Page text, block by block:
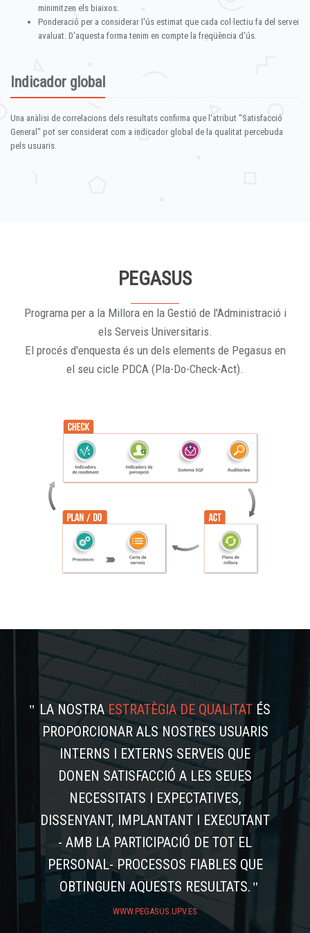
minimitzen els biaixos.
Ponderació per a considerar l'ús estimat que cada col·lectiu fa del servei
avaluat. D'aquesta forma tenim en compte la freqüència d'ús.
Indicador global
Una anàlisi de correlacions dels resultats confirma que l'atribut "Satisfacció
General" pot ser considerat com a indicador global de la qualitat percebuda
pels usuaris.
PEGASUS
Programa per a la Millora en la Gestió de l'Administració i
els Serveis Universitaris.
El procés d'enquesta és un dels elements de Pegasus en
el seu cicle PDCA (Pla-Do-Check-Act).
LA NOSTRAESTRATÈGIA DE QUALITAT ÉS
PROPORCIONAR ALS NOSTRES USUARIS
INTERNS I EXTERNS SERVEIS QUE
DONEN SATISFACCIÓ A LES SEUES
NECESSITATS I EXPECTATIVES,
DISSENYANT, IMPLANTANT I EXECUTANT
- AMB LA PARTICIPACIÓ DE TOT EL
PERSONAL- PROCESSOS FIABLES QUE
OBTINGUEN AQUESTS RESULTATS.
WWW.PEGASUS.UPV.ES